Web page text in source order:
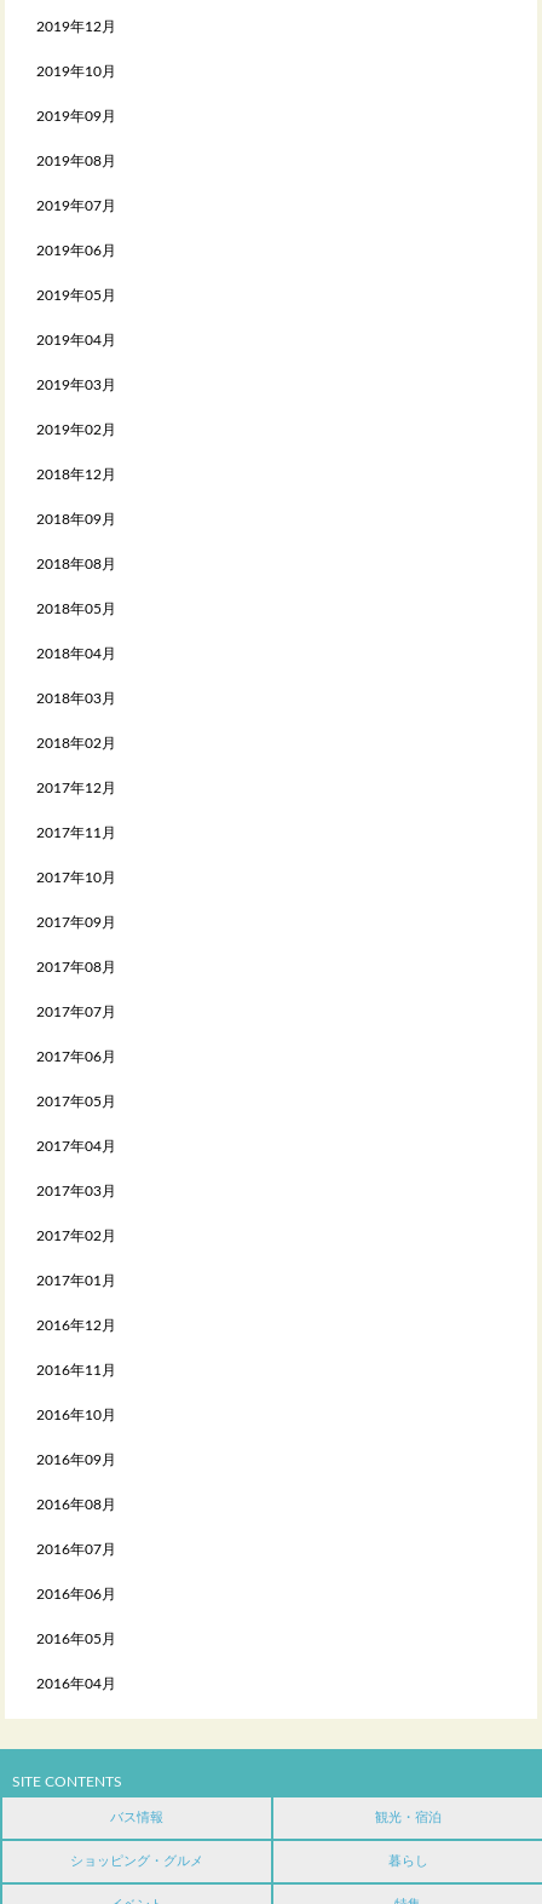
2019年12月
2019年10月
2019年09月
2019年08月
2019年07月
2019年06月
2019年05月
2019年04月
2019年03月
2019年02月
2018年12月
2018年09月
2018年08月
2018年05月
2018年04月
2018年03月
2018年02月
2017年12月
2017年11月
2017年10月
2017年09月
2017年08月
2017年07月
2017年06月
2017年05月
2017年04月
2017年03月
2017年02月
2017年01月
2016年12月
2016年11月
2016年10月
2016年09月
2016年08月
2016年07月
2016年06月
2016年05月
2016年04月
SITE CONTENTS
バス情報 観光・宿泊
ショッピング・グルメ 暮らし